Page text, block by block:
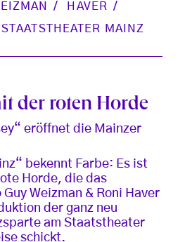
HAVER
STAATSTHEATER MAINZ
der roten Horde
eröffnet die Mainzer
bekennt Farbe: Es ist
Horde, die das
Weizman & Roni Haver
der ganz neu
am Staatstheater
schickt.